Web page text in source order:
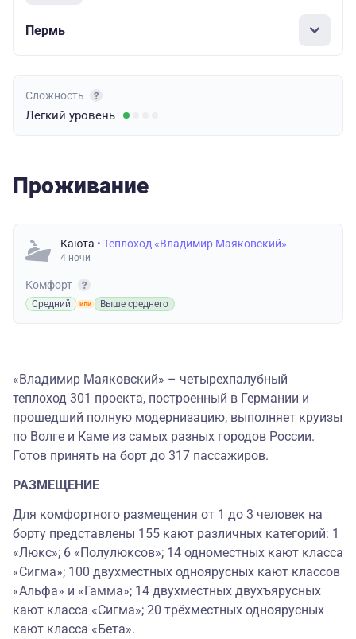
Пермь
Сложность
Легкий уровень
Проживание
Каюта • Теплоход «Владимир Маяковский»
4 ночи
Комфорт
Средний Выше среднего
«Владимир Маяковский» – четырехпалубный
теплоход 301 проекта, построенный в Германии и
прошедший полную модернизацию, выполняет круизы
по Волге и Каме из самых разных городов России.
Готов принять на борт до 317 пассажиров.
РАЗМЕЩЕНИЕ
Для комфортного размещения от 1 до 3 человек на
борту представлены 155 кают различных категорий: 1
«Люкс»; 6 «Полулюксов»; 14 одноместных кают класса
«Сигма»; 100 двухместных одноярусных кают классов
«Альфа» и «Гамма»; 14 двухместных двухъярусных
кают класса «Сигма»; 20 трёхместных одноярусных
кают класса «Бета».